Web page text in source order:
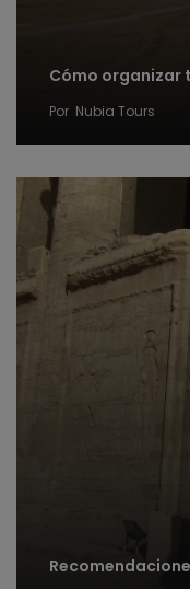
Cómo organizar
Por Nubia Tours